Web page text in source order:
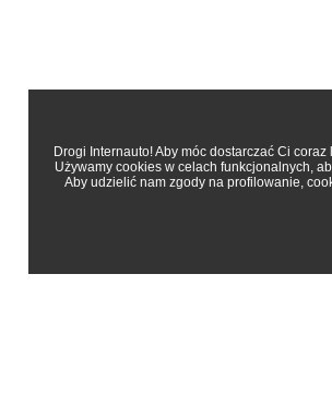
Drogi Internauto! Aby móc dostarczać Ci
Używamy cookies w celach funkcjonalnych,
Aby udzielić nam zgody na profilowanie,